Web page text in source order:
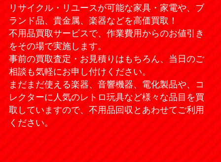
リサイクル・リユースが可能な家具・家電や、ブ
ランド品、貴金属、楽器などを高価買取！
不用品買取サービスで、作業費用からのお値引き
をその場で実施します。
事前の買取査定・お見積りはもちろん、当日のご
相談も気軽にお申し付けください。
まだまだ使える楽器、音響機器、電化製品や、コ
レクターに人気のレトロ玩具など様々な品目を買
取していますので、不用品回収とあわせてご利用
ください。